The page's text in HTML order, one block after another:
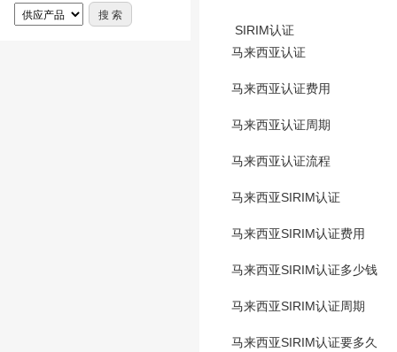
SIRIM认证
马来西亚认证
马来西亚认证费用
马来西亚认证周期
马来西亚认证流程
马来西亚SIRIM认证
马来西亚SIRIM认证费用
马来西亚SIRIM认证多少钱
马来西亚SIRIM认证周期
马来西亚SIRIM认证要多久